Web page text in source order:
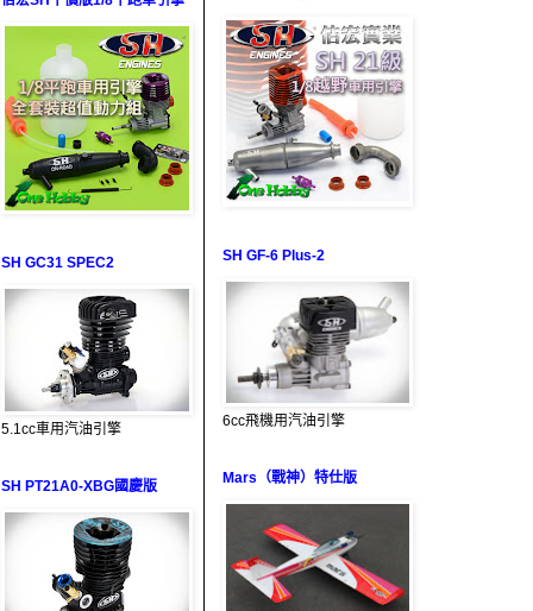
SH GC31 SPEC2
5.1cc車用汽油引擎
SH PT21A0-XBG國慶版
SH GF-6 Plus-2
6cc飛機用汽油引擎
Mars（戰神）特仕版